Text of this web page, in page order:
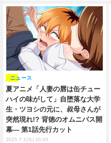
夏アニメ「人妻の唇は缶チュー
ハイの味がして」自堕落な大学
生・ツヨシの元に、叔母さんが
突然現れ!? 背徳のオムニバス開
幕― 第1話先行カット
ニュース
2025.7.1(火) 20:45